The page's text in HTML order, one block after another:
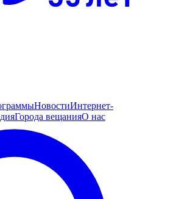
НовостиИнтернет-
Города вещанияО нас